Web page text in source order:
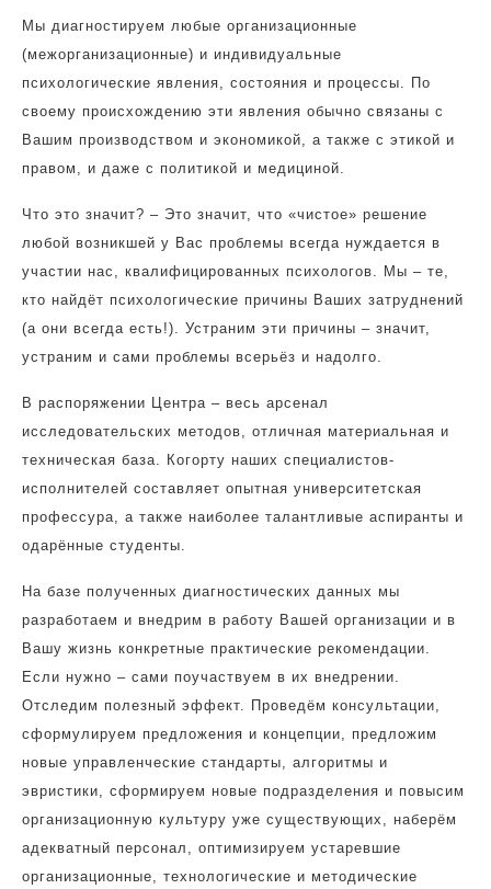
Мы диагностируем любые организационные
(межорганизационные) и индивидуальные
психологические явления, состояния и процессы. По
своему происхождению эти явления обычно связаны с
Вашим производством и экономикой, а также с этикой и
правом, и даже с политикой и медициной.
Что это значит? – Это значит, что «чистое» решение
любой возникшей у Вас проблемы всегда нуждается в
участии нас, квалифицированных психологов. Мы – те,
кто найдёт психологические причины Ваших затруднений
(а они всегда есть!). Устраним эти причины – значит,
устраним и сами проблемы всерьёз и надолго.
В распоряжении Центра – весь арсенал
исследовательских методов, отличная материальная и
техническая база. Когорту наших специалистов-
исполнителей составляет опытная университетская
профессура, а также наиболее талантливые аспиранты и
одарённые студенты.
На базе полученных диагностических данных мы
разработаем и внедрим в работу Вашей организации и в
Вашу жизнь конкретные практические рекомендации.
Если нужно – сами поучаствуем в их внедрении.
Отследим полезный эффект. Проведём консультации,
сформулируем предложения и концепции, предложим
новые управленческие стандарты, алгоритмы и
эвристики, сформируем новые подразделения и повысим
организационную культуру уже существующих, наберём
адекватный персонал, оптимизируем устаревшие
организационные, технологические и методические